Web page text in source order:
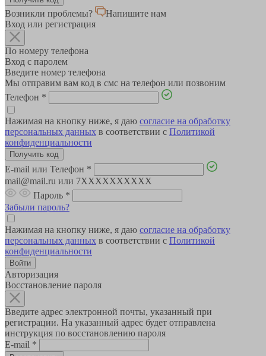
Возникли проблемы?
Напишите нам
Вход или регистрация
По номеру телефона
Вход с паролем
Введите номер телефона
Мы отправим вам код в смс на телефон или позвоним
Телефон *
Нажимая на кнопку ниже, я даю согласие на обработку
персональных данных в соответствии с Политикой
конфиденциальности
E-mail или Телефон *
mail@mail.ru или 7XXXXXXXXXX
Пароль *
Забыли пароль?
Нажимая на кнопку ниже, я даю согласие на обработку
персональных данных в соответствии с Политикой
конфиденциальности
Авторизация
Восстановление пароля
Введите адрес электронной почты, указанный при
регистрации. На указанный адрес будет отправлена
инструкция по восстановлению пароля
E-mail *